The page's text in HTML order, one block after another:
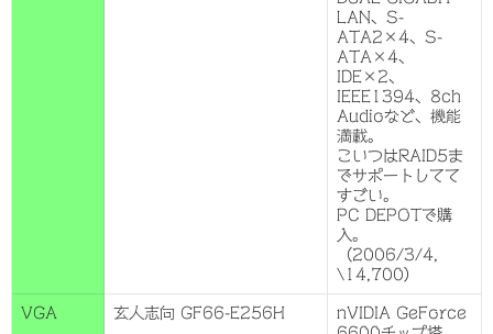
LAN、S-
ATA2×4、S-
ATA×4、
IDE×2、
IEEE1394、8ch
Audioなど、機能
満載。
こいつはRAID5ま
でサポートしてて
すごい。
PC DEPOTで購
入。
（2006/3/4,
\14,700）
VGA 玄人志向 GF66-E256H
nVIDIA GeForce